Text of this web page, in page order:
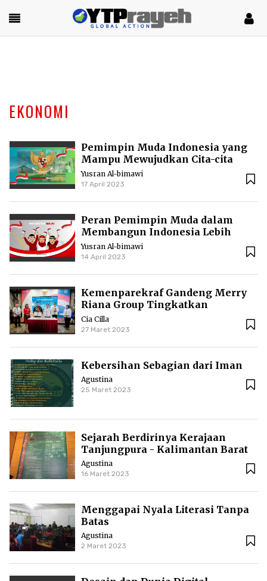
EKONOMI
Pemimpin Muda Indonesia yang
Mampu Mewujudkan Cita-cita
Nasional
Yusran Al-bimawi
17 April 2023
Peran Pemimpin Muda dalam
Membangun Indonesia Lebih
Maju
Yusran Al-bimawi
14 April 2023
Kemenparekraf Gandeng Merry
Riana Group Tingkatkan
Kapasitas SDM Ekonomi Kreatif
Cia Cilla
27 Maret 2023
Kebersihan Sebagian dari Iman
Agustina
25 Maret 2023
Sejarah Berdirinya Kerajaan
Tanjungpura - Kalimantan Barat
Agustina
16 Maret 2023
Menggapai Nyala Literasi Tanpa
Batas
Agustina
2 Maret 2023